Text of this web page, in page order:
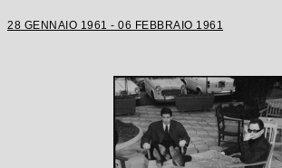
28 GENNAIO 1961 - 06 FEBBRAIO 1961